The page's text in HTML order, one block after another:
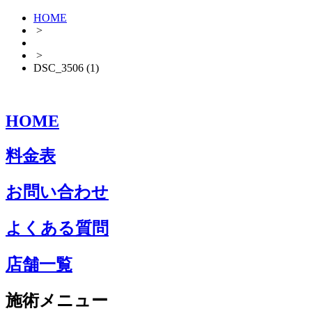
HOME
>
>
DSC_3506 (1)
HOME
料金表
お問い合わせ
よくある質問
店舗一覧
施術メニュー